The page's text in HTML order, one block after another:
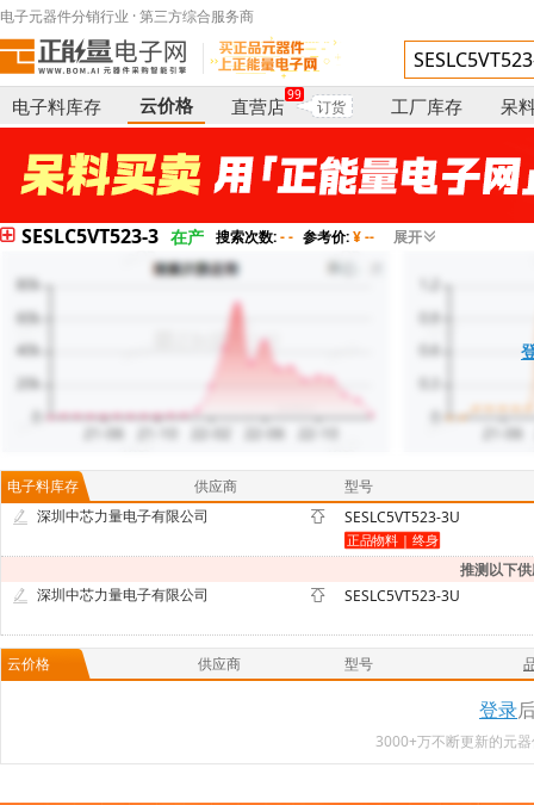
电子元器件分销行业 · 第三方综合服务商
电子料库存 云价格 直营店
99
订货 工厂库存 呆
SESLC5VT523-3 在产 搜索次数:- - 参考价:¥ -- 展开
电子料库存 供应商
型号
深圳中芯力量电子有限公司
SESLC5VT523-3U
推测以下
深圳中芯力量电子有限公司
SESLC5VT523-3U
云价格 供应商 型号
登录
3000+万不断更新的元